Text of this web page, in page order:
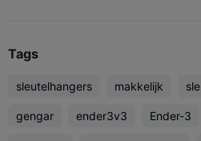
Tags
sleutelhangers makkelijk
gengar ender3v3 Ender-3